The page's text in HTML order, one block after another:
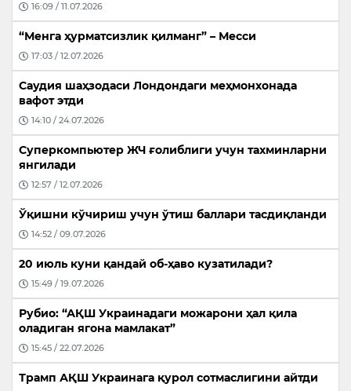
16:09 / 11.07.2026
“Менга ҳурматсизлик қилманг” – Месси
17:03 / 12.07.2026
Саудия шаҳзодаси Лондондаги меҳмонхонада
вафот этди
14:10 / 24.07.2026
Суперкомпьютер ЖЧ ғолиблиги учун тахминларни
янгилади
12:57 / 12.07.2026
Ўқишни кўчириш учун ўтиш баллари тасдиқланди
14:52 / 09.07.2026
20 июль куни қандай об-ҳаво кузатилади?
15:49 / 19.07.2026
Рубио: “АҚШ Украинадаги можарони ҳал қила
оладиган ягона мамлакат”
15:45 / 22.07.2026
Трамп АҚШ Украинага қурол сотмаслигини айтди